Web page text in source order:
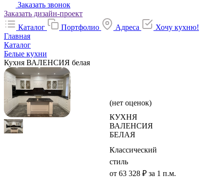
Заказать звонок
Заказать дизайн-проект
Каталог
Портфолио Адреса
Хочу кухню!
Главная
Каталог
Белые кухни
Кухня ВАЛЕНСИЯ белая
(нет оценок)
КУХНЯ
ВАЛЕНСИЯ
БЕЛАЯ
Классический
стиль
от 63 328 ₽ за 1 п.м.